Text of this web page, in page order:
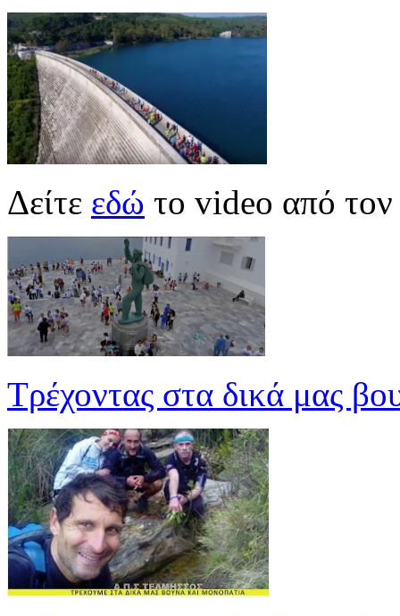
Δείτε εδώ το video από
Τρέχοντας στα δικά μας